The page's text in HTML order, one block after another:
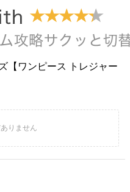
【ワンピース トレジャー